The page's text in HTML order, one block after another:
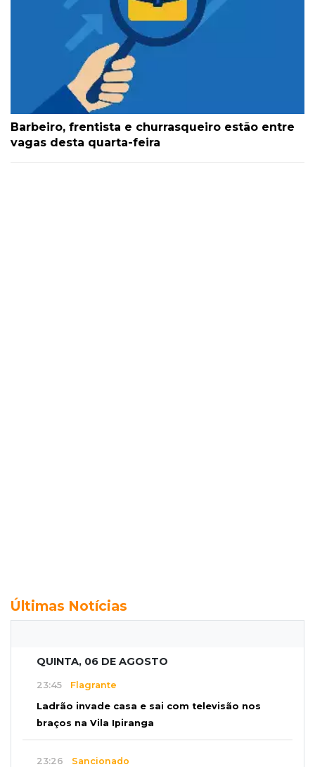
Barbeiro, frentista e churrasqueiro estão entre
vagas desta quarta-feira
Últimas Notícias
QUINTA, 06 DE AGOSTO
23:45 Flagrante
Ladrão invade casa e sai com televisão nos
braços na Vila Ipiranga
23:26 Sancionado